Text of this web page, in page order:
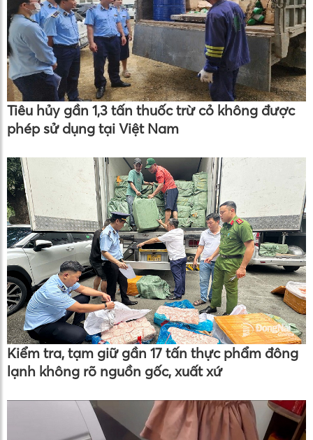
Tiêu hủy gần 1,3 tấn thuốc trừ cỏ không được
phép sử dụng tại Việt Nam
Kiểm tra, tạm giữ gần 17 tấn thực phẩm đông
lạnh không rõ nguồn gốc, xuất xứ